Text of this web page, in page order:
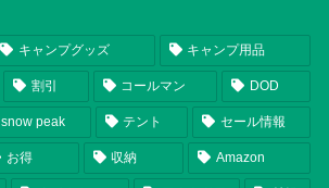
キャンプグッズ キャンプ用品
割引 コールマン DOD
snow peak テント セール情報
お得 収納 Amazon